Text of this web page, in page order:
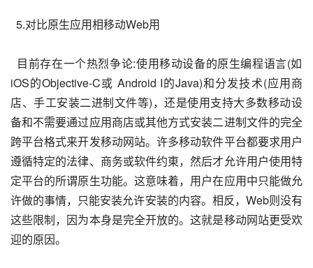
  5.对比原生应用相移动Web用
iOS的Objective-C或 Android I的Java)和分发技术(应用商
店、手工安装二进制文件等)，还是使用支持大多数移动设
备和不需要通过应用商店或其他方式安装二进制文件的完全
跨平台格式来开发移动网站。许多移动软件平台都要求用户
遵循特定的法律、商务或软件约東，然后才允许用户使用特
定平台的所谓原生功能。这意味着，用户在应用中只能做允
许做的事情，只能安装允许安装的内容。相反，Web则没有
这些限制，因为本身是完全开放的。这就是移动网站更受欢
迎的原因。